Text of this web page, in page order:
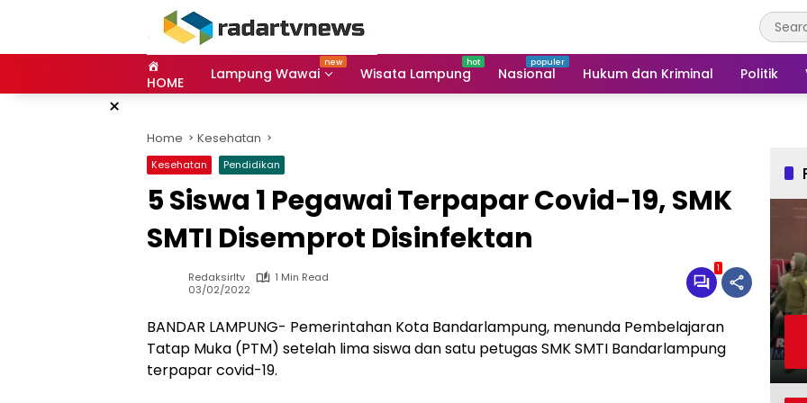
HOME Lampung Wawai Wisata Lampung Nasional Hukum dan Kriminal Politik
×
Home Kesehatan
Kesehatan Pendidikan
5 Siswa 1 Pegawai Terpapar Covid-19, SMK
SMTI Disemprot Disinfektan
Redaksirltv
1 Min Read
03/02/2022
1
BANDAR LAMPUNG- Pemerintahan Kota Bandarlampung, menunda Pembelajaran
Tatap Muka (PTM) setelah lima siswa dan satu petugas SMK SMTI Bandarlampung
terpapar covid-19.